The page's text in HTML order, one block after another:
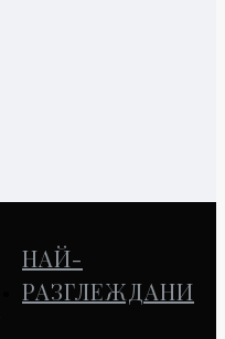
НАЙ-
РАЗГЛЕЖДАНИ